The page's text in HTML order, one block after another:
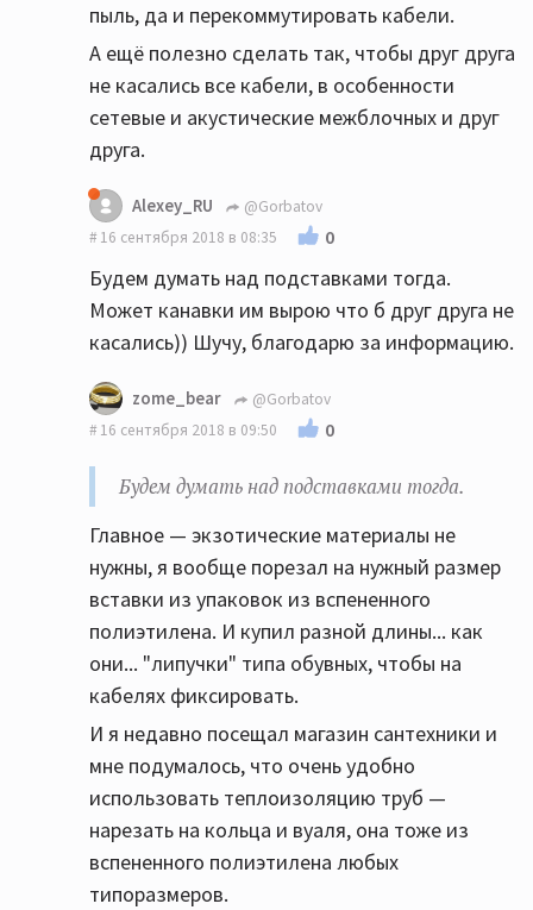
пыль, да и перекоммутировать кабели.
А ещё полезно сделать так, чтобы друг друга
не касались все кабели, в особенности
сетевые и акустические межблочных и друг
друга.
Alexey_RU
@Gorbatov
16 сентября 2018 в 08:35
0
Будем думать над подставками тогда.
Может канавки им вырою что б друг друга не
касались)) Шучу, благодарю за информацию.
zome_bear
@Gorbatov
16 сентября 2018 в 09:50
0
Будем думать над подставками тогда.
Главное — экзотические материалы не
нужны, я вообще порезал на нужный размер
вставки из упаковок из вспененного
полиэтилена. И купил разной длины... как
они... "липучки" типа обувных, чтобы на
кабелях фиксировать.
И я недавно посещал магазин сантехники и
мне подумалось, что очень удобно
использовать теплоизоляцию труб —
нарезать на кольца и вуаля, она тоже из
вспененного полиэтилена любых
типоразмеров.